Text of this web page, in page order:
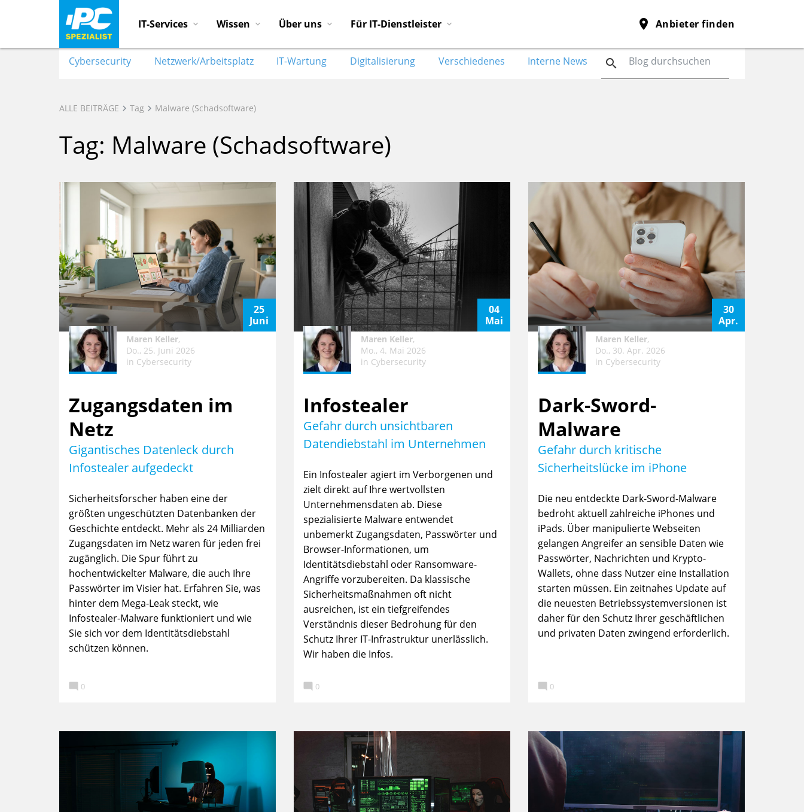
place Anbieter finden
IT-Services Wissen Über uns Für IT-Dienstleister
Cybersecurity Netzwerk/Arbeitsplatz IT-Wartung Digitalisierung Verschiedenes Interne News 
ALLE BEITRÄGE Tag Malware (Schadsoftware)
Tag: Malware (Schadsoftware)
25
Juni
Maren Keller,
Do., 25. Juni 2026
in Cybersecurity
Zugangsdaten im
Netz
Gigantisches Datenleck durch
Infostealer aufgedeckt
Sicherheitsforscher haben eine der
größten ungeschützten Datenbanken der
Geschichte entdeckt. Mehr als 24 Milliarden
Zugangsdaten im Netz waren für jeden frei
zugänglich. Die Spur führt zu
hochentwickelter Malware, die auch Ihre
Passwörter im Visier hat. Erfahren Sie, was
hinter dem Mega-Leak steckt, wie
Infostealer-Malware funktioniert und wie
Sie sich vor dem Identitätsdiebstahl
schützen können.
 0
04
Mai
Maren Keller,
Mo., 4. Mai 2026
in Cybersecurity
Infostealer
Gefahr durch unsichtbaren
Datendiebstahl im Unternehmen
Ein Infostealer agiert im Verborgenen und
zielt direkt auf Ihre wertvollsten
Unternehmensdaten ab. Diese
spezialisierte Malware entwendet
unbemerkt Zugangsdaten, Passwörter und
Browser-Informationen, um
Identitätsdiebstahl oder Ransomware-
Angriffe vorzubereiten. Da klassische
Sicherheitsmaßnahmen oft nicht
ausreichen, ist ein tiefgreifendes
Verständnis dieser Bedrohung für den
Schutz Ihrer IT-Infrastruktur unerlässlich.
Wir haben die Infos.
 0
30
Apr.
Maren Keller,
Do., 30. Apr. 2026
in Cybersecurity
Dark-Sword-
Malware
Gefahr durch kritische
Sicherheitslücke im iPhone
Die neu entdeckte Dark-Sword-Malware
bedroht aktuell zahlreiche iPhones und
iPads. Über manipulierte Webseiten
gelangen Angreifer an sensible Daten wie
Passwörter, Nachrichten und Krypto-
Wallets, ohne dass Nutzer eine Installation
starten müssen. Ein zeitnahes Update auf
die neuesten Betriebssystemversionen ist
daher für den Schutz Ihrer geschäftlichen
und privaten Daten zwingend erforderlich.
 0